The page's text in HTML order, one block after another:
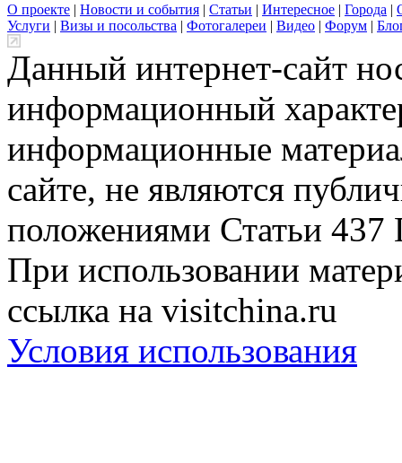
О проекте | Новости и события | Статьи | Интересное | Города |
Услуги | Визы и посольства | Фотогалереи | Видео | Форум |
Данный интернет-сайт
информационный
информационные
сайте, не являются
положениями Статьи 437
При использовании
ссылка на visitchina.ru
Условия использования